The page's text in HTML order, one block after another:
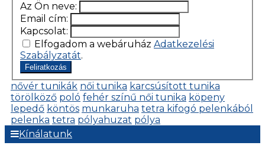
Az Ön neve:
Email cím:
Kapcsolat:
Elfogadom a webáruház Adatkezelési
Szabályzatát.
Feliratkozás
nővér tunikák női tunika karcsúsított tunika
törölköző poló fehér színű női tunika köpeny
lepedő köntös munkaruha tetra kifogó pelenkából
pelenka tetra pólyahuzat pólya
Kínálatunk